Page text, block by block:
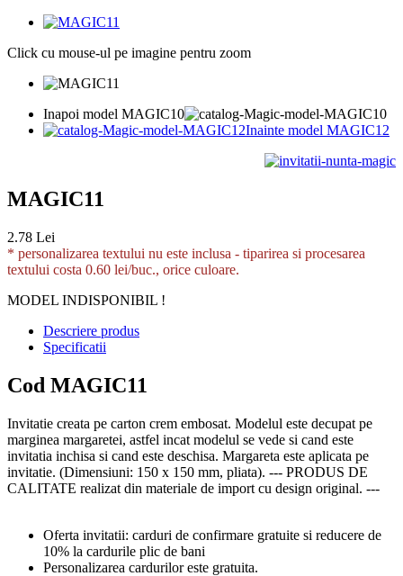
Click cu mouse-ul pe imagine pentru zoom
Inapoi model MAGIC10
Inainte model MAGIC12
MAGIC11
2.78 Lei
* personalizarea textului nu este inclusa - tiparirea si procesarea
textului costa 0.60 lei/buc., orice culoare.
MODEL INDISPONIBIL !
Descriere produs
Specificatii
Cod MAGIC11
Invitatie creata pe carton crem embosat. Modelul este decupat pe
marginea margaretei, astfel incat modelul se vede si cand este
invitatia inchisa si cand este deschisa. Margareta este aplicata pe
invitatie. (Dimensiuni: 150 x 150 mm, pliata). --- PRODUS DE
CALITATE realizat din materiale de import cu design original. ---
Oferta invitatii: carduri de confirmare gratuite si reducere de
10% la cardurile plic de bani
Personalizarea cardurilor este gratuita.